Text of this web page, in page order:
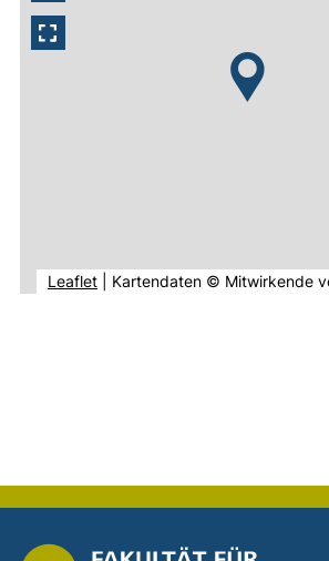
Leaflet(externer Link, öffnet neues
Kartendaten © Mitwirkende